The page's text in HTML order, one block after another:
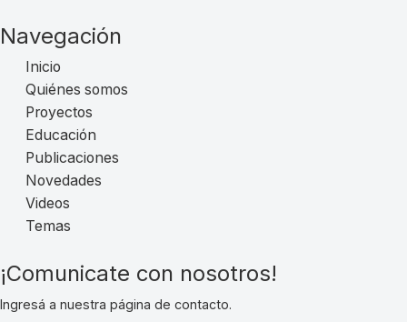
Navegación
Inicio
Quiénes somos
Proyectos
Educación
Publicaciones
Novedades
Videos
Temas
¡Comunicate con nosotros!
Ingresá a nuestra página de contacto.